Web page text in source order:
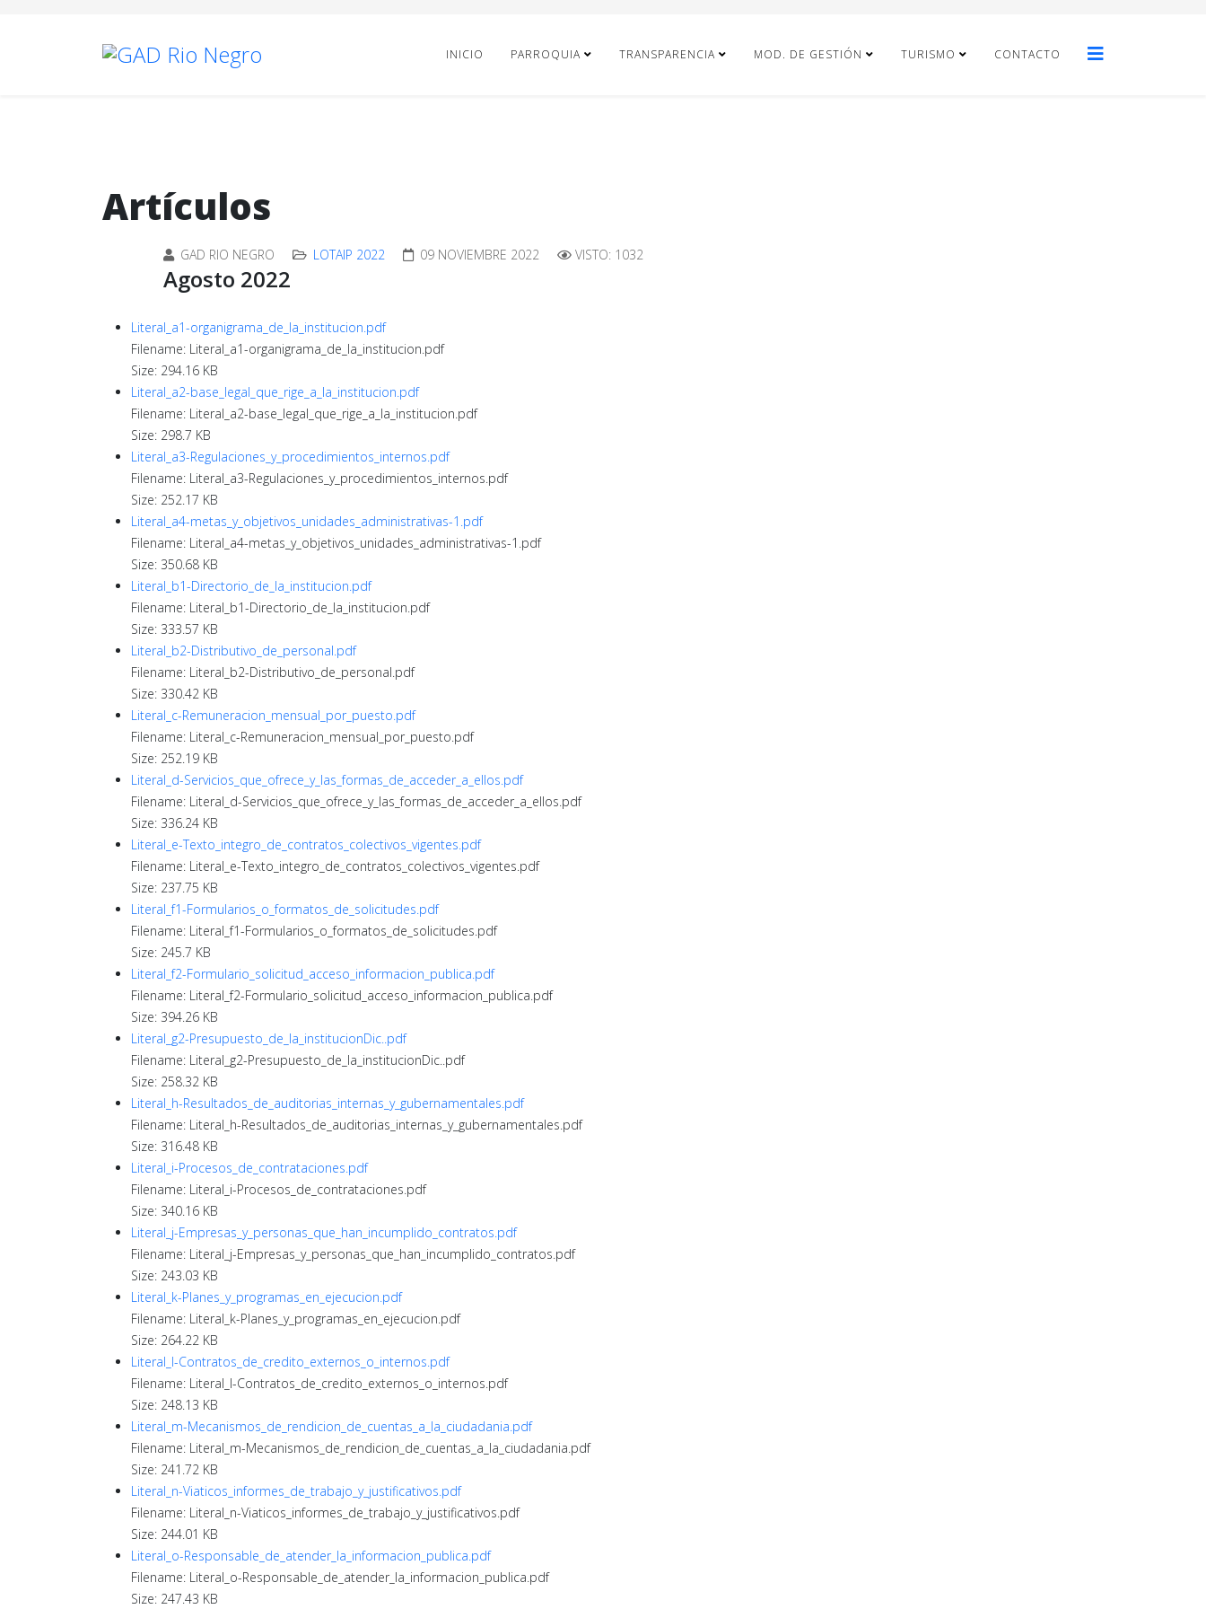
INICIO PARROQUIA TRANSPARENCIA MOD. DE GESTIÓN TURISMO CONTACTO
Artículos
GAD RIO NEGRO LOTAIP 2022 09 NOVIEMBRE 2022 VISTO: 1032
Agosto 2022
Literal_a1-organigrama_de_la_institucion.pdf
Filename: Literal_a1-organigrama_de_la_institucion.pdf
Size: 294.16 KB
Literal_a2-base_legal_que_rige_a_la_institucion.pdf
Filename: Literal_a2-base_legal_que_rige_a_la_institucion.pdf
Size: 298.7 KB
Literal_a3-Regulaciones_y_procedimientos_internos.pdf
Filename: Literal_a3-Regulaciones_y_procedimientos_internos.pdf
Size: 252.17 KB
Literal_a4-metas_y_objetivos_unidades_administrativas-1.pdf
Filename: Literal_a4-metas_y_objetivos_unidades_administrativas-1.pdf
Size: 350.68 KB
Literal_b1-Directorio_de_la_institucion.pdf
Filename: Literal_b1-Directorio_de_la_institucion.pdf
Size: 333.57 KB
Literal_b2-Distributivo_de_personal.pdf
Filename: Literal_b2-Distributivo_de_personal.pdf
Size: 330.42 KB
Literal_c-Remuneracion_mensual_por_puesto.pdf
Filename: Literal_c-Remuneracion_mensual_por_puesto.pdf
Size: 252.19 KB
Literal_d-Servicios_que_ofrece_y_las_formas_de_acceder_a_ellos.pdf
Filename: Literal_d-Servicios_que_ofrece_y_las_formas_de_acceder_a_ellos.pdf
Size: 336.24 KB
Literal_e-Texto_integro_de_contratos_colectivos_vigentes.pdf
Filename: Literal_e-Texto_integro_de_contratos_colectivos_vigentes.pdf
Size: 237.75 KB
Literal_f1-Formularios_o_formatos_de_solicitudes.pdf
Filename: Literal_f1-Formularios_o_formatos_de_solicitudes.pdf
Size: 245.7 KB
Literal_f2-Formulario_solicitud_acceso_informacion_publica.pdf
Filename: Literal_f2-Formulario_solicitud_acceso_informacion_publica.pdf
Size: 394.26 KB
Literal_g2-Presupuesto_de_la_institucionDic..pdf
Filename: Literal_g2-Presupuesto_de_la_institucionDic..pdf
Size: 258.32 KB
Literal_h-Resultados_de_auditorias_internas_y_gubernamentales.pdf
Filename: Literal_h-Resultados_de_auditorias_internas_y_gubernamentales.pdf
Size: 316.48 KB
Literal_i-Procesos_de_contrataciones.pdf
Filename: Literal_i-Procesos_de_contrataciones.pdf
Size: 340.16 KB
Literal_j-Empresas_y_personas_que_han_incumplido_contratos.pdf
Filename: Literal_j-Empresas_y_personas_que_han_incumplido_contratos.pdf
Size: 243.03 KB
Literal_k-Planes_y_programas_en_ejecucion.pdf
Filename: Literal_k-Planes_y_programas_en_ejecucion.pdf
Size: 264.22 KB
Literal_l-Contratos_de_credito_externos_o_internos.pdf
Filename: Literal_l-Contratos_de_credito_externos_o_internos.pdf
Size: 248.13 KB
Literal_m-Mecanismos_de_rendicion_de_cuentas_a_la_ciudadania.pdf
Filename: Literal_m-Mecanismos_de_rendicion_de_cuentas_a_la_ciudadania.pdf
Size: 241.72 KB
Literal_n-Viaticos_informes_de_trabajo_y_justificativos.pdf
Filename: Literal_n-Viaticos_informes_de_trabajo_y_justificativos.pdf
Size: 244.01 KB
Literal_o-Responsable_de_atender_la_informacion_publica.pdf
Filename: Literal_o-Responsable_de_atender_la_informacion_publica.pdf
Size: 247.43 KB